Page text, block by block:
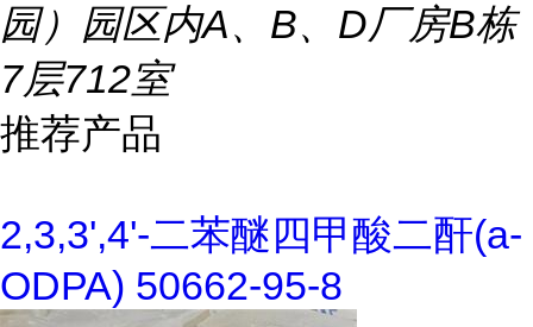
园）园区内A、B、D厂房B栋
7层712室
推荐产品
2,3,3',4'-二苯醚四甲酸二酐(a-
ODPA) 50662-95-8